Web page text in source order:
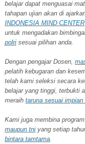
belajar dapat menguasai
tahapan ujian akan di
INDONESIA MIND CENTER
untuk mengadakan
polri sesuai pilihan anda.
Dengan pengajar Dosen,
pelatih kebugaran dan
telah kami seleksi secara
belajar yang tinggi, terbukti
meraih taruna sesuai impian
Kami juga membina program
maupun tni yang setiap
bintara tamtama